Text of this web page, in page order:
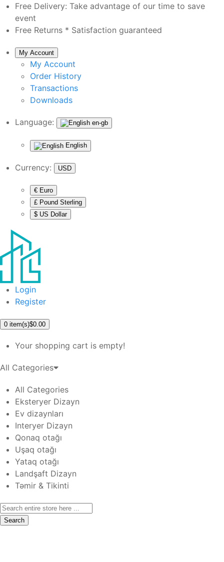
Free Delivery: Take advantage of our time to save
event
Free Returns * Satisfaction guaranteed
My Account
My Account
Order History
Transactions
Downloads
Language: en-gb
English
Currency: USD
€ Euro
£ Pound Sterling
$ US Dollar
Login
Register
0 item(s)$0.00
Your shopping cart is empty!
All Categories
All Categories
Eksteryer Dizayn
Ev dizaynları
Interyer Dizayn
Qonaq otağı
Uşaq otağı
Yataq otağı
Landşaft Dizayn
Təmir & Tikinti
Search